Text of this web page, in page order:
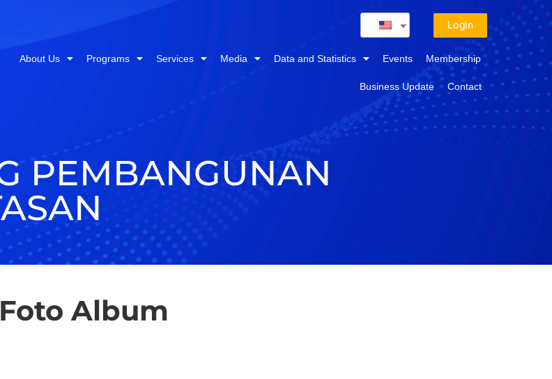
Login
About Us Programs Services Media Data and Statistics Events Membership
Business Update Contact
PEMBANGUNAN
Foto Album